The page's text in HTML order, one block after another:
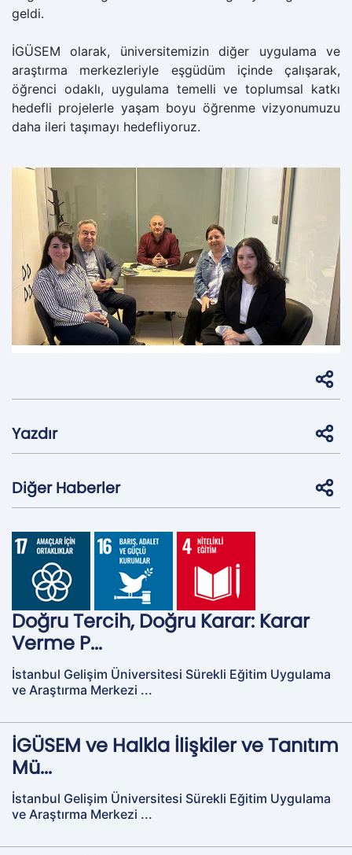
geldi.
İGÜSEM olarak, üniversitemizin diğer uygulama ve
araştırma merkezleriyle eşgüdüm içinde çalışarak,
öğrenci odaklı, uygulama temelli ve toplumsal katkı
hedefli projelerle yaşam boyu öğrenme vizyonumuzu
daha ileri taşımayı hedefliyoruz.
Yazdır
Diğer Haberler
Doğru Tercih, Doğru Karar: Karar
Verme P...
İstanbul Gelişim Üniversitesi Sürekli Eğitim Uygulama
ve Araştırma Merkezi ...
İGÜSEM ve Halkla İlişkiler ve Tanıtım
Mü...
İstanbul Gelişim Üniversitesi Sürekli Eğitim Uygulama
ve Araştırma Merkezi ...